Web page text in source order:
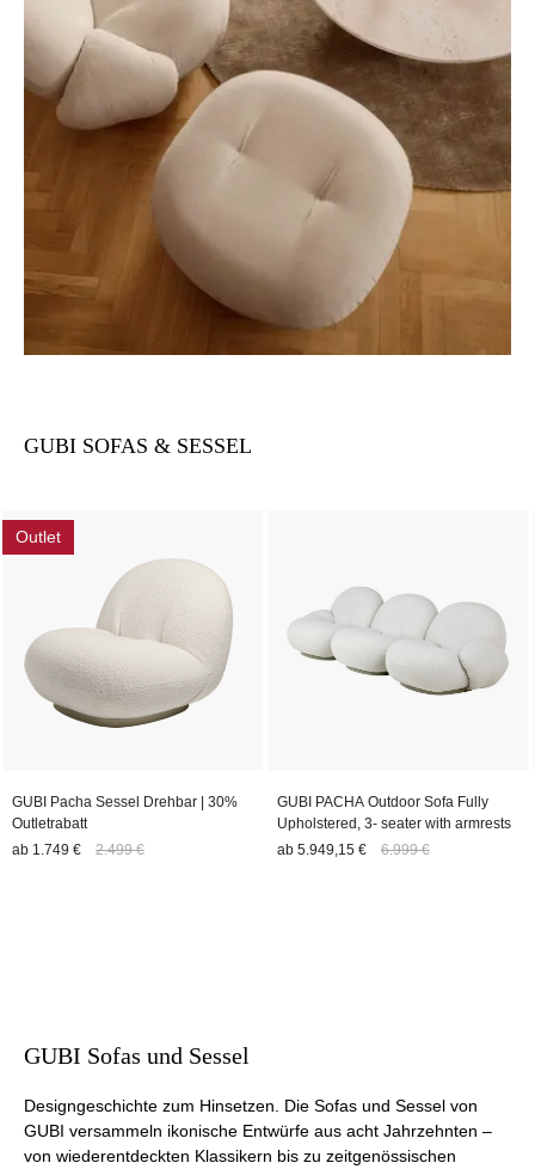
GUBI SOFAS & SESSEL
Outlet
GUBI Pacha Sessel Drehbar | 30%
Outletrabatt
ab 1.749 € 2.499 €
GUBI PACHA Outdoor Sofa Fully
Upholstered, 3- seater with armrests
ab 5.949,15 € 6.999 €
GUBI Sofas und Sessel
Designgeschichte zum Hinsetzen. Die Sofas und Sessel von
GUBI versammeln ikonische Entwürfe aus acht Jahrzehnten –
von wiederentdeckten Klassikern bis zu zeitgenössischen